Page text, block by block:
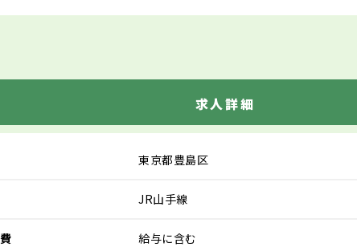
求人詳細
東京都豊島区
JR山手線
給与に含む